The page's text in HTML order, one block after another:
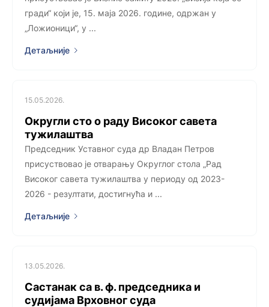
гради“ који је, 15. маја 2026. године, одржан у
„Ложионици“, у ...
Детаљније
15.05.2026.
Округли сто о раду Високог савета
тужилаштва
Председник Уставног суда др Владан Петров
присуствовао је отварању Округлог стола „Рад
Високог савета тужилаштва у периоду од 2023-
2026 - резултати, достигнућа и ...
Детаљније
13.05.2026.
Састанак са в. ф. председника и
судијама Врховног суда